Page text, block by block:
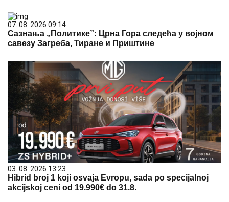
07. 08. 2026 09:14
Сазнања „Политике”: Црна Гора следећа у војном
савезу Загреба, Тиране и Приштине
03. 08. 2026 13:23
Hibrid broj 1 koji osvaja Evropu, sada po specijalnoj
akcijskoj ceni od 19.990€ do 31.8.